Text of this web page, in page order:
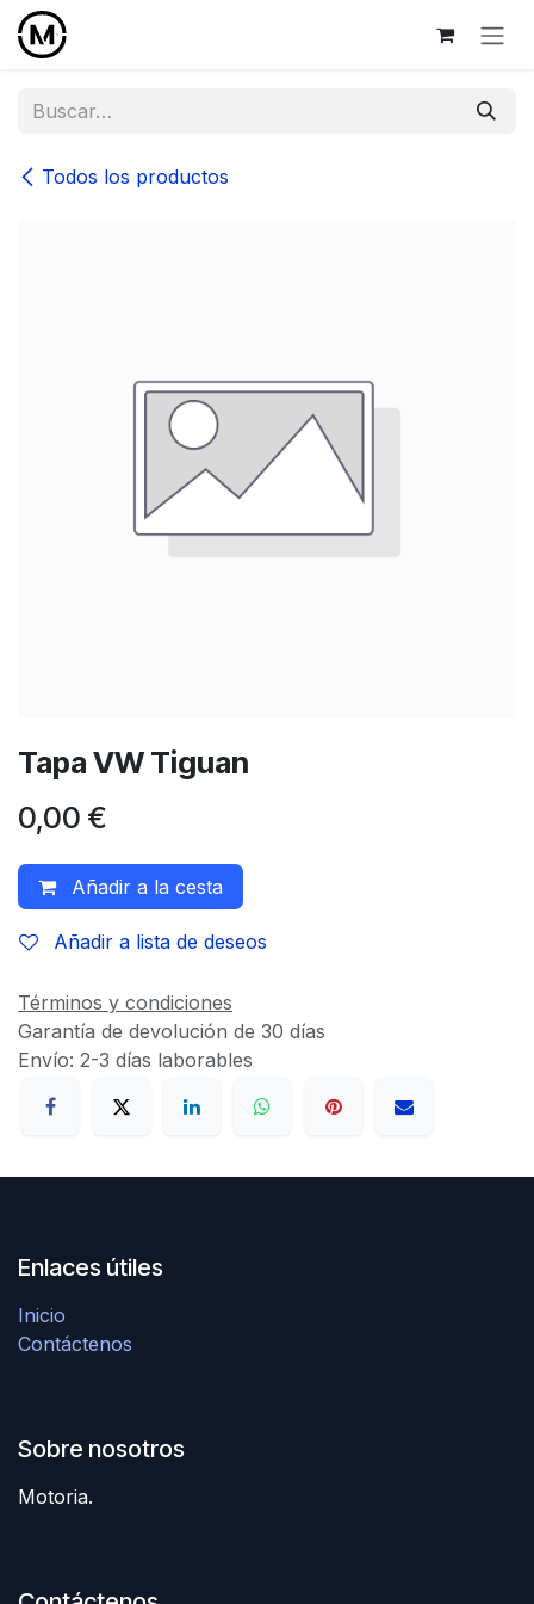
Ir al contenido
Todos los productos
Tapa VW Tiguan
0,00 €
Añadir a la cesta
Añadir a lista de deseos
Términos y condiciones
Garantía de devolución de 30 días
Envío: 2-3 días laborables
Enlaces útiles
Inicio
Contáctenos
Sobre nosotros
Motoria.